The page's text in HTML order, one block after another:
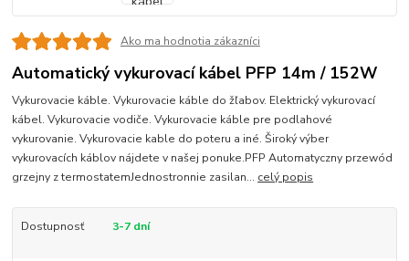
Ako ma hodnotia zákazníci
Automatický vykurovací kábel PFP 14m / 152W
Vykurovacie káble. Vykurovacie káble do žľabov. Elektrický vykurovací
kábel. Vykurovacie vodiče. Vykurovacie káble pre podlahové
vykurovanie. Vykurovacie kable do poteru a iné. Široký výber
vykurovacích káblov nájdete v našej ponuke.PFP Automatyczny przewód
grzejny z termostatemJednostronnie zasilan... celý popis
Dostupnosť 3-7 dní